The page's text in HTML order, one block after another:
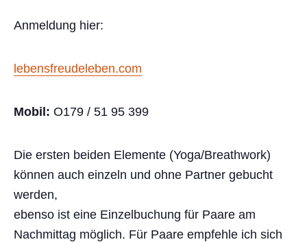
Anmeldung hier:
lebensfreudeleben.com
Mobil: O179 / 51 95 399
Die ersten beiden Elemente (Yoga/Breathwork)
können auch einzeln und ohne Partner gebucht
werden,
ebenso ist eine Einzelbuchung für Paare am
Nachmittag möglich. Für Paare empfehle ich sich